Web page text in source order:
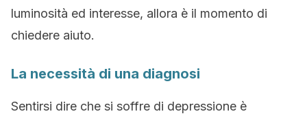
luminosità ed interesse, allora è il momento di
chiedere aiuto.
La necessità di una diagnosi
Sentirsi dire che si soffre di depressione è